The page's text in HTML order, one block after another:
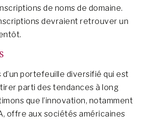
de noms de domaine.
devraient retrouver un
d’un portefeuille diversifié qui est
parti des tendances à long
que l’innovation, notamment
offre aux sociétés américaines